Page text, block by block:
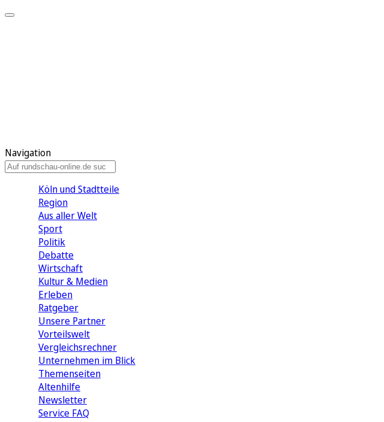
Navigation
Köln und Stadtteile
Region
Aus aller Welt
Sport
Politik
Debatte
Wirtschaft
Kultur & Medien
Erleben
Ratgeber
Unsere Partner
Vorteilswelt
Vergleichsrechner
Unternehmen im Blick
Themenseiten
Altenhilfe
Newsletter
Service FAQ